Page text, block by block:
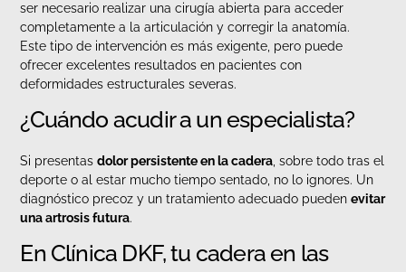
ser necesario realizar una cirugía abierta para acceder
completamente a la articulación y corregir la anatomía.
Este tipo de intervención es más exigente, pero puede
ofrecer excelentes resultados en pacientes con
deformidades estructurales severas.
¿Cuándo acudir a un especialista?
Si presentasdolor persistente en la cadera , sobre todo tras el
deporte o al estar mucho tiempo sentado, no lo ignores. Un
diagnóstico precoz y un tratamiento adecuado puedenevitar
una artrosis futura.
En Clínica DKF, tu cadera en las